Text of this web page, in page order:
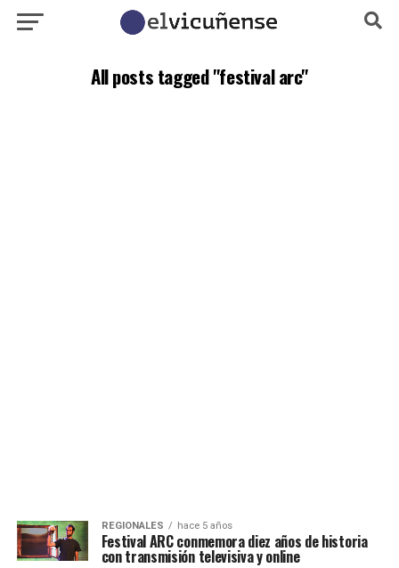
All posts tagged "festival arc"
REGIONALES hace 5 años
Festival ARC conmemora diez años de historia
con transmisión televisiva y online